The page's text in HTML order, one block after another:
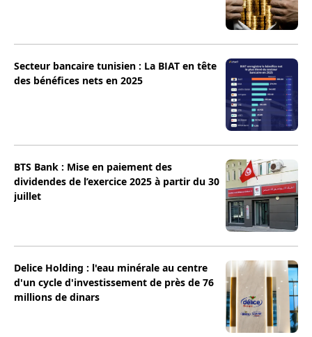
Secteur bancaire tunisien : La BIAT en tête
des bénéfices nets en 2025
BTS Bank : Mise en paiement des
dividendes de l’exercice 2025 à partir du 30
juillet
Delice Holding : l'eau minérale au centre
d'un cycle d'investissement de près de 76
millions de dinars